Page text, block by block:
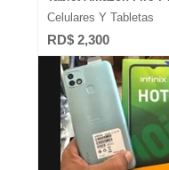
Celulares Y Tabletas
RD$ 2,300